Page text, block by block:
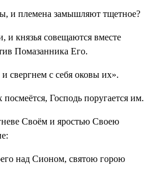
и племена замышляют тщетное?
и князья совещаются вместе
Помазанника Его.
свергнем с себя оковы их».
Господь поругается им.
Своём и яростью Своею
над Сионом, святою горою